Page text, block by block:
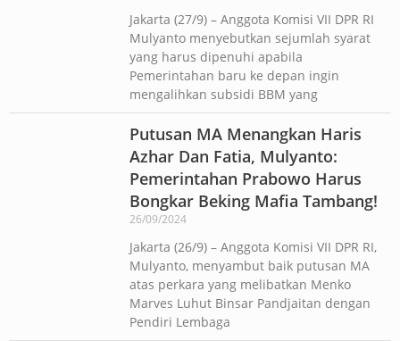
Jakarta (27/9) – Anggota Komisi VII DPR RI
Mulyanto menyebutkan sejumlah syarat
yang harus dipenuhi apabila
Pemerintahan baru ke depan ingin
mengalihkan subsidi BBM yang
Putusan MA Menangkan Haris
Azhar Dan Fatia, Mulyanto:
Pemerintahan Prabowo Harus
Bongkar Beking Mafia Tambang!
26/09/2024
Jakarta (26/9) – Anggota Komisi VII DPR RI,
Mulyanto, menyambut baik putusan MA
atas perkara yang melibatkan Menko
Marves Luhut Binsar Pandjaitan dengan
Pendiri Lembaga